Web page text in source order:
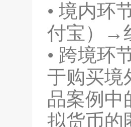
• 境内环
付宝）→
• 跨境环
于购买境
品案例中
拟货币的